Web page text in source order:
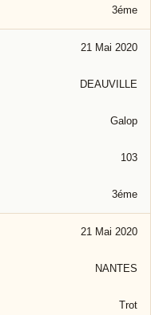
3éme
21 Mai 2020
DEAUVILLE
Galop
103
3éme
21 Mai 2020
NANTES
Trot